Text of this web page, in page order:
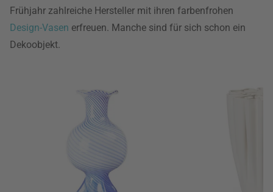
Frühjahr zahlreiche Hersteller mit ihren farbenfrohen
Design-Vasen erfreuen. Manche sind für sich schon ein
Dekoobjekt.